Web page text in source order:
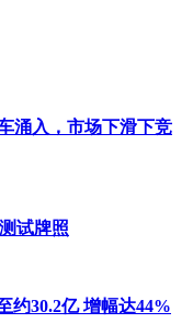
涌入，市场下滑下竞
试牌照
约30.2亿 增幅达44%